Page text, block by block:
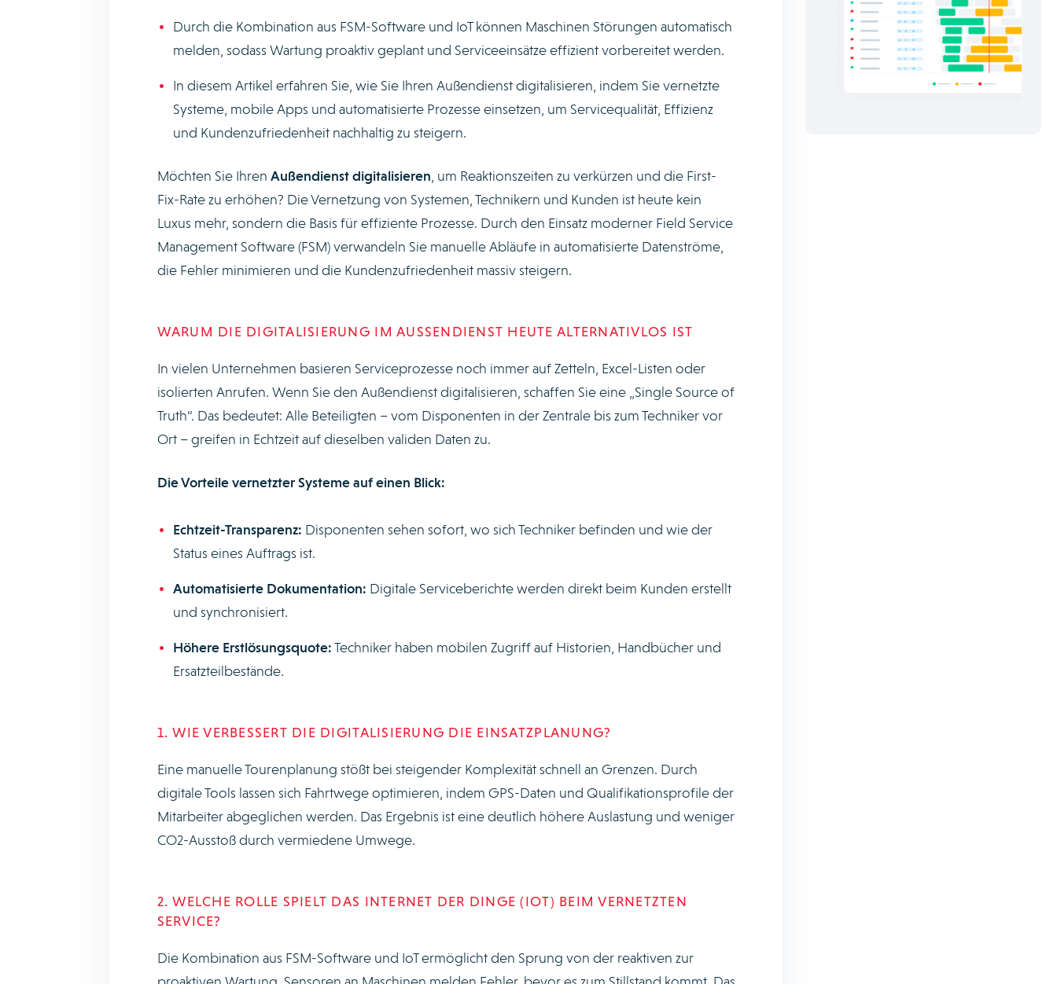
Durch die Kombination aus FSM-Software und IoT können Maschinen Störungen automatisch
melden, sodass Wartung proaktiv geplant und Serviceeinsätze effizient vorbereitet werden.
In diesem Artikel erfahren Sie, wie Sie Ihren Außendienst digitalisieren, indem Sie vernetzte
Systeme, mobile Apps und automatisierte Prozesse einsetzen, um Servicequalität, Effizienz
und Kundenzufriedenheit nachhaltig zu steigern.
Möchten Sie Ihren Außendienst digitalisieren , um Reaktionszeiten zu verkürzen und die First-
Fix-Rate zu erhöhen? Die Vernetzung von Systemen, Technikern und Kunden ist heute kein
Luxus mehr, sondern die Basis für effiziente Prozesse. Durch den Einsatz moderner Field Service
Management Software (FSM) verwandeln Sie manuelle Abläufe in automatisierte Datenströme,
die Fehler minimieren und die Kundenzufriedenheit massiv steigern.
WARUM DIE DIGITALISIERUNG IM AUSSENDIENST HEUTE ALTERNATIVLOS IST
In vielen Unternehmen basieren Serviceprozesse noch immer auf Zetteln, Excel-Listen oder
isolierten Anrufen. Wenn Sie den Außendienst digitalisieren, schaffen Sie eine „Single Source of
Truth“. Das bedeutet: Alle Beteiligten – vom Disponenten in der Zentrale bis zum Techniker vor
Ort – greifen in Echtzeit auf dieselben validen Daten zu.
Die Vorteile vernetzter Systeme auf einen Blick:
Echtzeit-Transparenz: Disponenten sehen sofort, wo sich Techniker befinden und wie der
Status eines Auftrags ist.
Automatisierte Dokumentation: Digitale Serviceberichte werden direkt beim Kunden erstellt
und synchronisiert.
Höhere Erstlösungsquote:Techniker haben mobilen Zugriff auf Historien, Handbücher und
Ersatzteilbestände.
1. WIE VERBESSERT DIE DIGITALISIERUNG DIE EINSATZPLANUNG?
Eine manuelle Tourenplanung stößt bei steigender Komplexität schnell an Grenzen. Durch
digitale Tools lassen sich Fahrtwege optimieren, indem GPS-Daten und Qualifikationsprofile der
Mitarbeiter abgeglichen werden. Das Ergebnis ist eine deutlich höhere Auslastung und weniger
CO2-Ausstoß durch vermiedene Umwege.
2. WELCHE ROLLE SPIELT DAS INTERNET DER DINGE (IOT) BEIM VERNETZTEN
SERVICE?
Die Kombination aus FSM-Software und IoT ermöglicht den Sprung von der reaktiven zur